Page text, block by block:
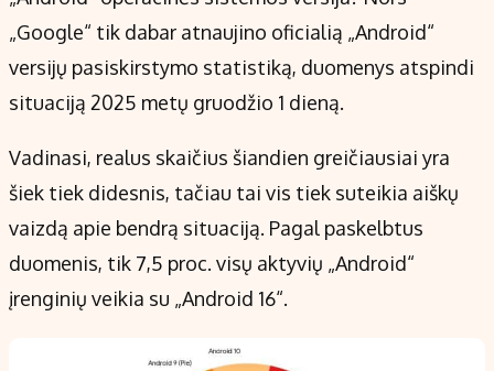
„Google“ tik dabar atnaujino oficialią „Android“
versijų pasiskirstymo statistiką, duomenys atspindi
situaciją 2025 metų gruodžio 1 dieną.
Vadinasi, realus skaičius šiandien greičiausiai yra
šiek tiek didesnis, tačiau tai vis tiek suteikia aiškų
vaizdą apie bendrą situaciją. Pagal paskelbtus
duomenis, tik 7,5 proc. visų aktyvių „Android“
įrenginių veikia su „Android 16“.